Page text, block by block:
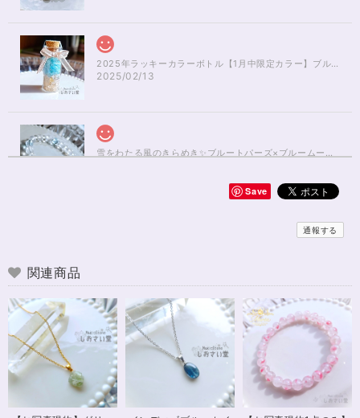
2025年ラッキーカラーボトル【1月中限定カラー】ブルーアパタイト×ルチルクォーツさざれ石
2025/02/13
雪をわたる風のきらめき✨ブルートパーズ×ブルームーンストーンブレスレット17cm
ョンが上がりました！ ラッピングも可愛く、梱包もすごく丁寧で袋を開け
るのが 勿体無いくらいでした！ おまけで付いてきたさざれも可愛くて綺麗
うございました！ また機会があったら利用したいと思います。 この度は本
当にありがとうございました！
※16.5cmオーダー 努力を成功に導く✨ガーネット入りブレスレット15cm
2024/12/18
可愛いお品をありがとうございます。陽に当たるとキラキラして、とても可
Save
通報する
関連商品